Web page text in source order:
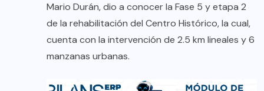
Mario Durán, dio a conocer la Fase 5 y etapa 2
de la rehabilitación del Centro Histórico, la cual,
cuenta con la intervención de 2.5 km lineales y 6
manzanas urbanas.